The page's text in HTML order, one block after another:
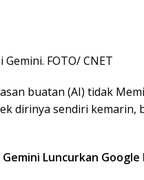
FOTO/ CNET
buatan (AI) tidak
dirinya sendiri
Gemini Luncurkan Google